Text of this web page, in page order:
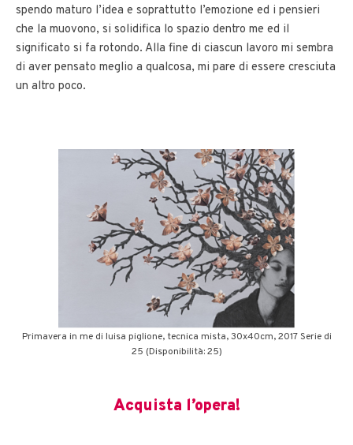
spendo maturo l’idea e soprattutto l’emozione ed i pensieri
che la muovono, si solidifica lo spazio dentro me ed il
significato si fa rotondo. Alla fine di ciascun lavoro mi sembra
di aver pensato meglio a qualcosa, mi pare di essere cresciuta
un altro poco.
Primavera in me di luisa piglione, tecnica mista, 30x40cm, 2017 Serie di
25 (Disponibilità: 25)
Acquista l’opera!